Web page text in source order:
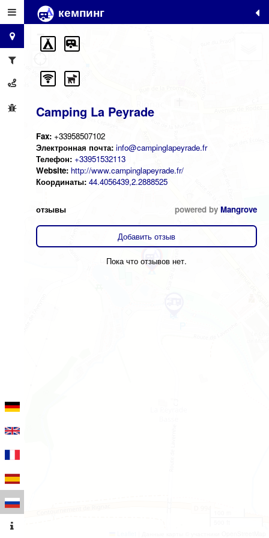
кемпинг
Camping La Peyrade
Fax: +33958507102
Электронная почта: info@campinglapeyrade.fr
Телефон: +33951532113
Website: http://www.campinglapeyrade.fr/
Координаты: 44.4056439,2.2888525
отзывы powered by Mangrove
Добавить отзыв
Пока что отзывов нет.
+
−